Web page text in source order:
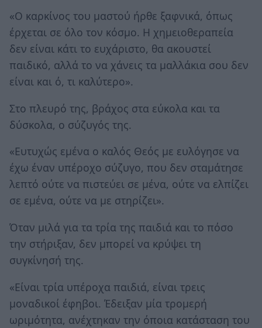
«Ο καρκίνος του μαστού ήρθε ξαφνικά, όπως
έρχεται σε όλο τον κόσμο. Η χημειοθεραπεία
δεν είναι κάτι το ευχάριστο, θα ακουστεί
παιδικό, αλλά το να χάνεις τα μαλλάκια σου δεν
είναι και ό, τι καλύτερο».
Στο πλευρό της, βράχος στα εύκολα και τα
δύσκολα, ο σύζυγός της.
«Ευτυχώς εμένα ο καλός Θεός με ευλόγησε να
έχω έναν υπέροχο σύζυγο, που δεν σταμάτησε
λεπτό ούτε να πιστεύει σε μένα, ούτε να ελπίζει
σε εμένα, ούτε να με στηρίζει».
Όταν μιλά για τα τρία της παιδιά και το πόσο
την στήριξαν, δεν μπορεί να κρύψει τη
συγκίνησή της.
«Είναι τρία υπέροχα παιδιά, είναι τρεις
μοναδικοί έφηβοι. Έδειξαν μία τρομερή
ωριμότητα, ανέχτηκαν την όποια κατάσταση του